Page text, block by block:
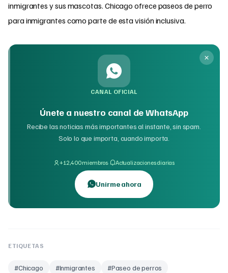
inmigrantes y sus mascotas. Chicago ofrece paseos de perro
para inmigrantes como parte de esta visión inclusiva.
CANAL OFICIAL
Únete a nuestro canal de WhatsApp
Recibe las noticias más importantes al instante, sin spam.
Solo lo que importa, cuando importa.
+12,400 miembros· Actualizaciones diarias
Unirme ahora
ETIQUETAS
#Chicago #Inmigrantes #Paseo de perros